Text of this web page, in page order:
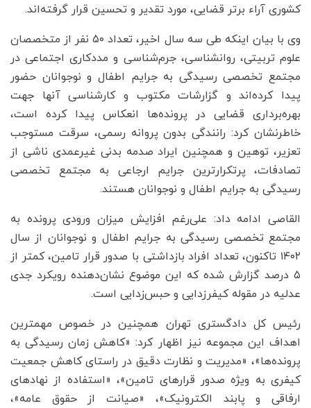
کشوری آراء برتر قضایی، مورد تقدیر و تحسین قرار گرفته‌اند.
وی با بیان اینکه طی سه سال اخیر، تعداد ۵۰ نفر از متخصصان
علوم تربیتی، روانشناسی، جرم‌شناسی و مددکاری اجتماعی در
مجتمع تخصصی رسیدگی به جرایم اطفال و نوجوانان حضور
پیدا کرده‌اند و گزارشات مکتوب و کارشناسی آنها جهت
بهره‌برداری قضایی در پرونده‌ها انعکاس پیدا کرده است،
خاطرنشان کرد: رانندگی بدون پروانه رسمی، سرقت مستوجب
تعزیر، توهین و همچنین ایراد صدمه بدنی غیرعمدی ناشی از
تصادفات، پرتکرارترین جرایم ارجاعی به مجتمع تخصصی
رسیدگی به جرایم اطفال و نوجوانان هستند.
القاصی ادامه داد: علی‌رغم افزایش میزان ورودی پرونده به
مجتمع تخصصی رسیدگی به جرایم اطفال و نوجوانان از سال
۱۴۰۲ تاکنون، تعداد افراد بازداشتی با صدور قرار تامین، کمتر از
۵ درصد گزارش شده که این موضوع نشان‌دهنده رویکرد جدی
عدلیه در مقوله کیفرزدایی و حبس‌زدایی است.
رئیس کل دادگستری تهران همچنین در خصوص مهمترین
اهداف این مجموعه نیز اظهار کرد: «کاهش زمان رسیدگی به
پرونده‌ها»، «مدیریت و نظارت دقیق در راستای کاهش جمعیت
کیفری به ویژه صدور قرار‌های تامین»، «استفاده از نهاد‌های
ارفاقی و پابند الکترونیک»، «صیانت از حقوق عامه»،